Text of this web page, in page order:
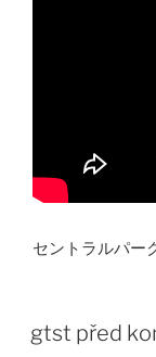
セントラルパー
gtst před